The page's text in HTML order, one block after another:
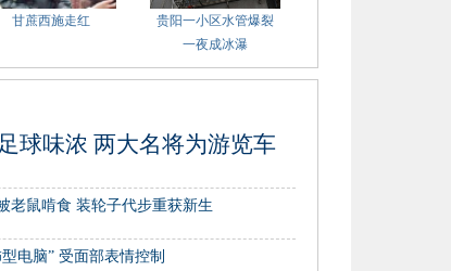
甘蔗西施走红
贵阳一小区水管爆裂
一夜成冰瀑
球味浓 两大名将为游览车
老鼠啃食 装轮子代步重获新生
电脑” 受面部表情控制